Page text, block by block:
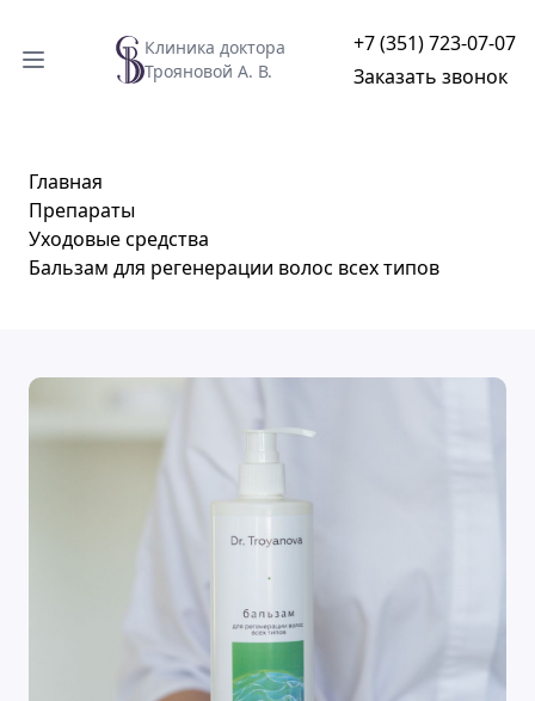
Клиника доктора
Трояновой А. В.
+7 (351) 723-07-07
Заказать звонок
Главная
Препараты
Уходовые средства
Бальзам для регенерации волос всех типов